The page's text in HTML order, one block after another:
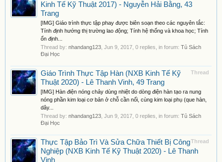
Kinh Tế Kỹ Thuật 2017) - Nguyễn Hải Bằng, 43
Trang
[IMG] Giáo trình thực tập phay được biên soạn theo các nguyên tắc:
Tính định hướng thị trường lao động; Tính hệ thống và khoa học; Tính
ổn định...
Thread by: nhandang123 Jun 9, 2017 , 0 replies, in forum: Tủ Sách
Đại Học
Thread
Giáo Trình Thực Tập Hàn (NXB Kinh Tế Kỹ
Thuật 2020) - Lê Thanh Vinh, 49 Trang
[IMG] Hàn điện nóng chảy dùng nhiệt do dòng điện hàn tạo ra nung
nóng phần kim loại cơ bản ở chỗ cần nối, cùng kim loại phụ (que hàn,
dây...
Thread by: nhandang123 Jun 9, 2017 , 0 replies, in forum: Tủ Sách
Đại Học
Thread
Thực Tập Bảo Trì Và Sửa Chữa Thiết Bị Công
Nghiệp (NXB Kinh Tế Kỹ Thuật 2020) - Lê Thanh
Vinh